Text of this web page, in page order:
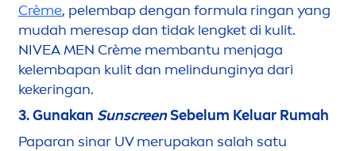
Crème, pelembap dengan formula ringan yang
mudah meresap dan tidak lengket di kulit.
NIVEAMEN Crème membantu menjaga
kelembapan kulit dan melindunginya dari
kekeringan.
3. Gunakan SunscreenSebelum Keluar Rumah
Paparan sinar UV merupakan salah satu